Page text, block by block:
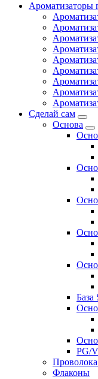
Ароматизаторы
Сделай сам
Основа
База
PG/
Флаконы